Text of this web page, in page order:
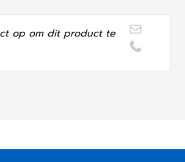
op om dit product te